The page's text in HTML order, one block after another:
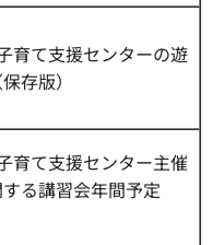
育て支援センターの遊
存版）
育て支援センター主催
る講習会年間予定